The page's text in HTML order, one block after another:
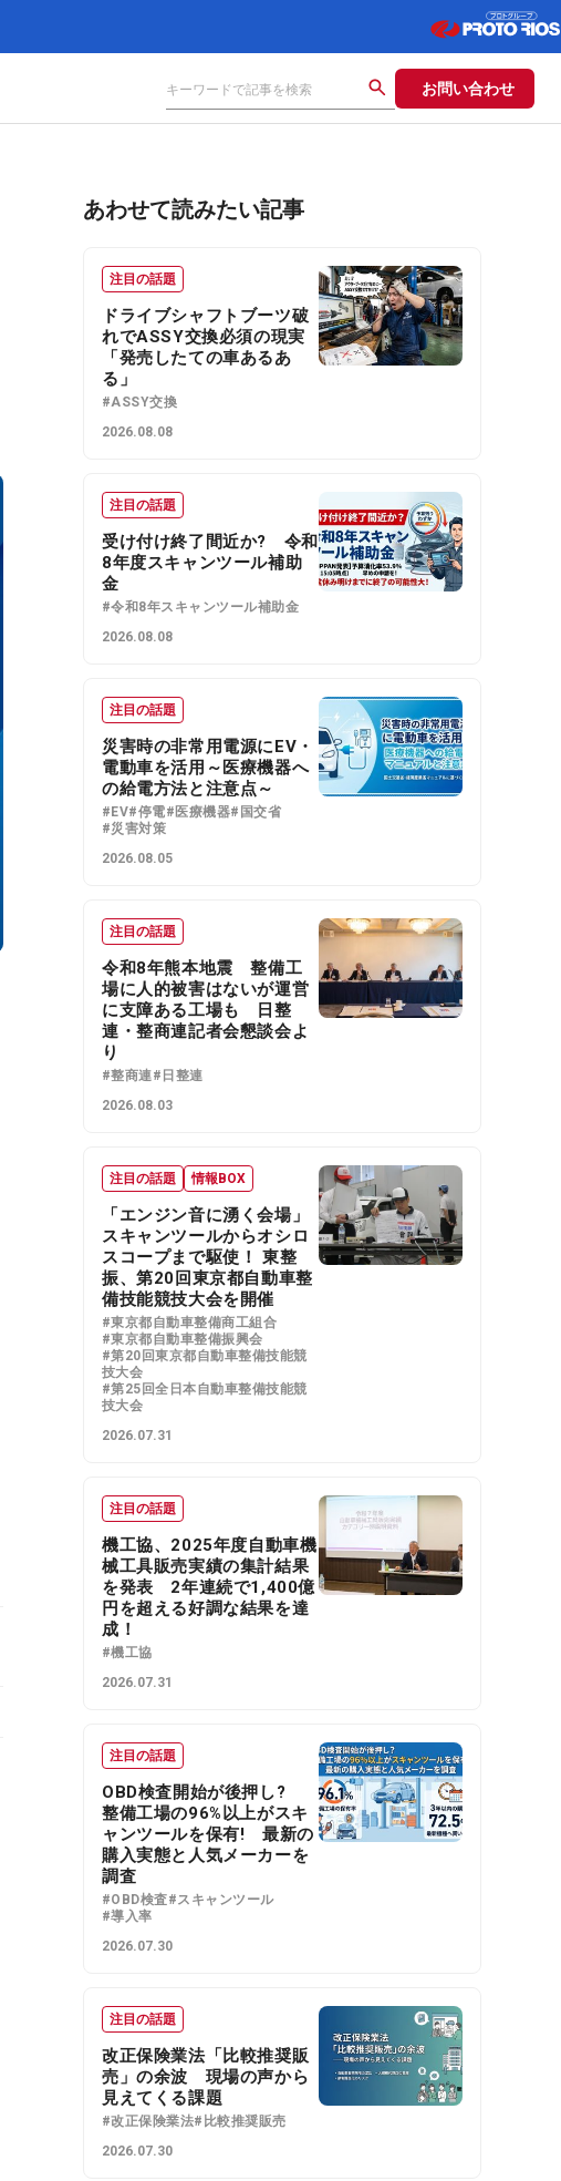
お問い合わせ
あわせて読みたい記事
注目の話題
ドライブシャフトブーツ破
れでASSY交換必須の現実
「発売したての車あるあ
る」
#ASSY交換
2026.08.08
注目の話題
受け付け終了間近か? 令和
8年度スキャンツール補助
金
#令和8年スキャンツール補助金
2026.08.08
注目の話題
災害時の非常用電源にEV・
電動車を活用～医療機器へ
の給電方法と注意点～
#EV#停電#医療機器#国交省
#災害対策
2026.08.05
注目の話題
令和8年熊本地震 整備工
場に人的被害はないが運営
に支障ある工場も 日整
連・整商連記者会懇談会よ
り
#整商連#日整連
2026.08.03
注目の話題 情報BOX
「エンジン音に湧く会場」
スキャンツールからオシロ
スコープまで駆使！ 東整
振、第20回東京都自動車整
備技能競技大会を開催
#東京都自動車整備商工組合
#東京都自動車整備振興会
#第20回東京都自動車整備技能競
技大会
#第25回全日本自動車整備技能競
技大会
2026.07.31
注目の話題
機工協、2025年度自動車機
械工具販売実績の集計結果
を発表 2年連続で1,400億
円を超える好調な結果を達
成！
#機工協
2026.07.31
注目の話題
OBD検査開始が後押し?
整備工場の96%以上がスキ
ャンツールを保有! 最新の
購入実態と人気メーカーを
調査
#OBD検査#スキャンツール
#導入率
2026.07.30
注目の話題
改正保険業法「比較推奨販
売」の余波 現場の声から
見えてくる課題
#改正保険業法#比較推奨販売
2026.07.30